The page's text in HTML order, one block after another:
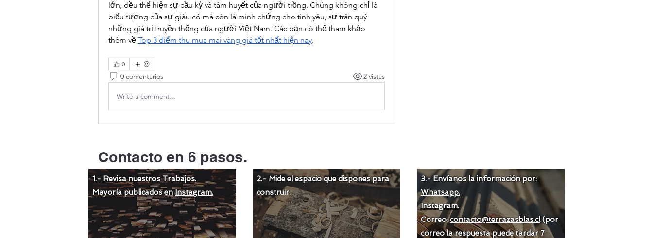
lớn, đều thể hiện sự cầu kỳ và tâm huyết của người trồng. Chúng không chỉ là
biểu tượng của sự giàu có mà còn là minh chứng cho tình yêu, sự trân quý
những giá trị truyền thống của người Việt Nam. Các bạn có thể tham khảo
thêm về Top 3 điểm thu mua mai vàng giá tốt nhất hiện nay.
0
0 comentarios 2 vistas
Write a comment...
Contacto en 6 pasos.
1.- Revisa nuestros Trabajos.
Mayoría publicados enInstagram.
2.- Mide el espacio que dispones para
construir.
3.- Envíanos la información por:
Whatsapp.
Instagram.
Correo:contacto@terrazasblas.cl(por
correo la respuesta puede tardar 7